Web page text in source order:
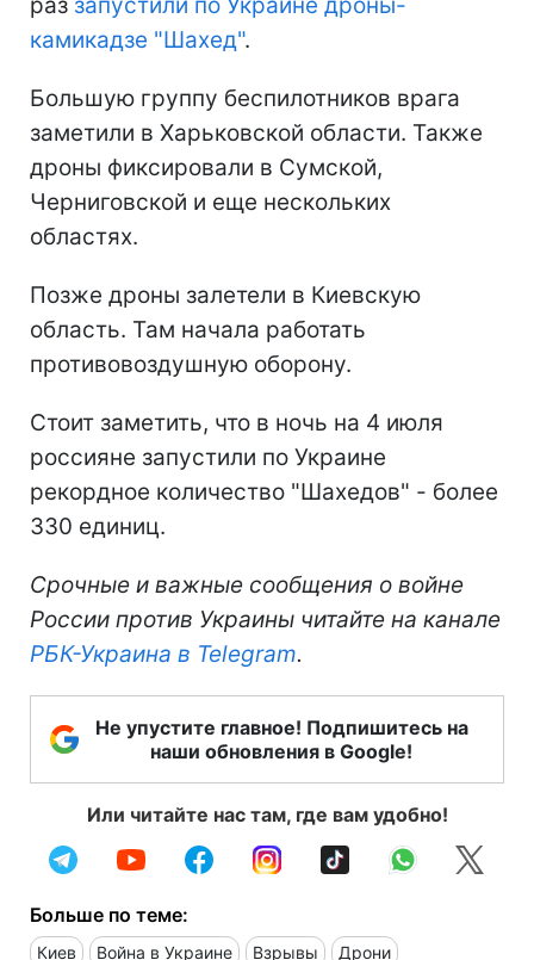
камикадзе "Шахед".
Большую группу беспилотников врага
заметили в Харьковской области. Также
дроны фиксировали в Сумской,
Черниговской и еще нескольких
областях.
Позже дроны залетели в Киевскую
область. Там начала работать
противовоздушную оборону.
Стоит заметить, что в ночь на 4 июля
россияне запустили по Украине
рекордное количество "Шахедов" - более
330 единиц.
Срочные и важные сообщения о войне
России против Украины читайте на канале
РБК-Украина в Telegram.
Не упустите главное! Подпишитесь на
наши обновления в Google!
Или читайте нас там, где вам удобно!
Больше по теме:
Киев Война в Украине Взрывы Дрони